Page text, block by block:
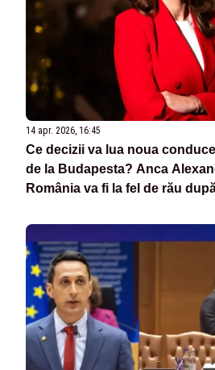
14 apr. 2026, 16:45
Ce decizii va lua noua
de la Budapesta? Anca
România va fi la fel de rău